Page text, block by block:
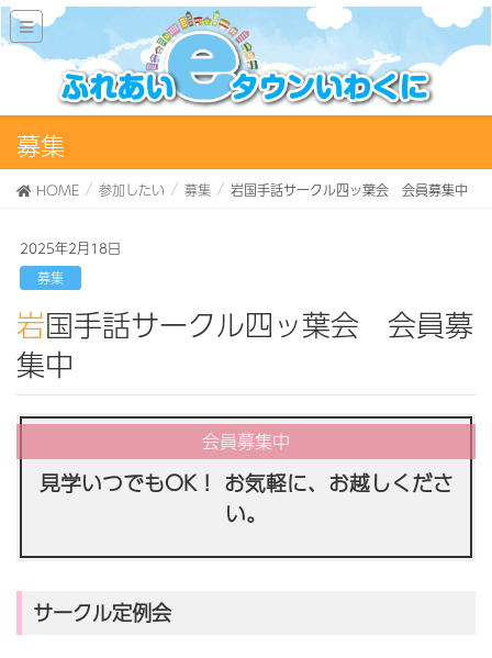
募集
HOME 参加したい 募集 岩国手話サークル四ッ葉会 会員募集中
2025年2月18日
募集
岩国手話サークル四ッ葉会 会員募
集中
見学いつでもOK！ お気軽に、お越しくださ
い。
サークル定例会